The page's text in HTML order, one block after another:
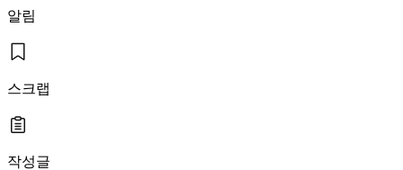
알림
스크랩
작성글